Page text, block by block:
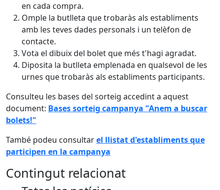
en cada compra.
Omple la butlleta que trobaràs als establiments
amb les teves dades personals i un telèfon de
contacte.
Vota el dibuix del bolet que més t'hagi agradat.
Diposita la butlleta emplenada en qualsevol de les
urnes que trobaràs als establiments participants.
Consulteu les bases del sorteig accedint a aquest
document: Bases sorteig campanya "Anem a buscar
bolets!"
També podeu consultarel llistat d'establiments que
participen en la campanya
Contingut relacionat